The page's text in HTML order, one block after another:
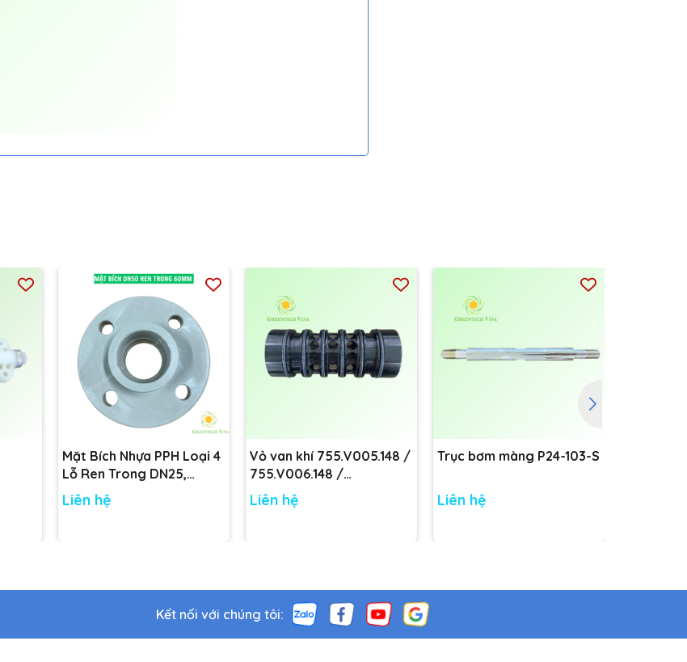
Mặt Bích Nhựa PPH Loại 4
Lỗ Ren Trong DN25,
DN32, DN40, DN50 tiêu
chuẩn
Liên hệ
Vỏ van khí 755.V005.148 /
755.V006.148 /
755.V001.148
Liên hệ
Trục bơm màng P24-103-S
Liên hệ
Kết nối với chúng tôi: